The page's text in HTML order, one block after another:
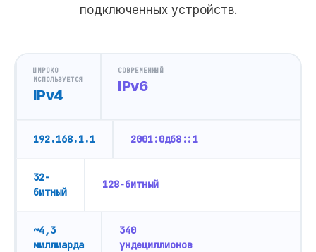
подключенных устройств.
ШИРОКО
ИСПОЛЬЗУЕТСЯ
IPv4
СОВРЕМЕННЫЙ
IPv6
192.168.1.1 2001:0дб8::1
32-
битный
128-битный
~4,3
миллиарда
340
ундециллионов